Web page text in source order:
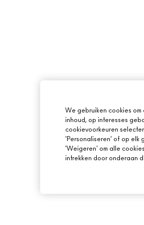
We gebruiken cookies
inhoud, op interesses
cookievoorkeuren
'Personaliseren' of op elk
'Weigeren' om alle
intrekken door onderaan